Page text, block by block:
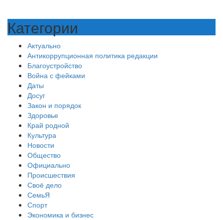
Категории
Актуально
Антикоррупционная политика редакции
Благоустройство
Война с фейками
Даты
Досуг
Закон и порядок
Здоровье
Край родной
Культура
Новости
Общество
Официально
Происшествия
Своё дело
СемьЯ
Спорт
Экономика и бизнес